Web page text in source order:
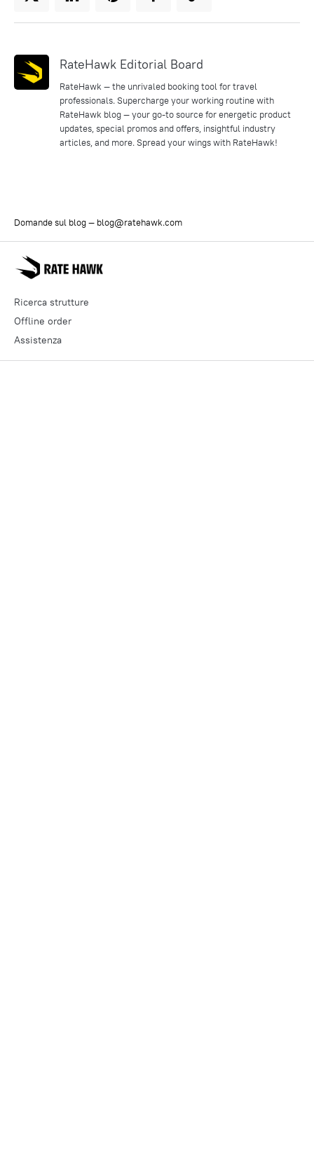
RateHawk Editorial Board
RateHawk — the unrivaled booking tool for travel
professionals. Supercharge your working routine with
RateHawk blog — your go-to source for energetic product
updates, special promos and offers, insightful industry
articles, and more. Spread your wings with RateHawk!
Ricerca strutture
Offline order
Assistenza
Domande sul blog — blog@ratehawk.com